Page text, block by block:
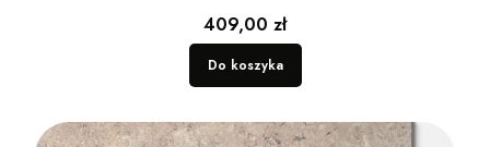
Cena
409,00 zł
Do koszyka